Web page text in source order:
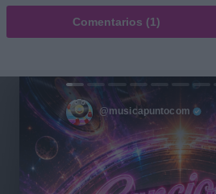
Comentarios (1)
@musicapuntocom